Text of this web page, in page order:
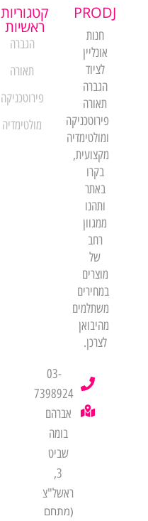
PRODJ
חנות
אונליין
לציוד
הגברה
תאורה
פירוטכניקה
ומולטימדיה
מקצועית,
בקרו
באתר
ותהנו
ממגוון
רחב
של
מוצרים
במחירים
משתלמים
מהיבואן
לצרכן.
03-
7398924
אברהם
בומה
שביט
3,
ראשל"צ
(מתחם
קטגוריות
ראשיות
הגברה
תאורה
פירוטכניקה
מולטימדיה